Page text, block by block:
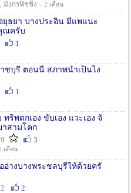
, มังกรฟิชชิ่ง - 2 เดือน
ยุธยา บางประอิน มีแพแนะ
ณครับ
1
าชบุรี ตอนนี้ สภาพน้ำเป็นไง
1
ริพตกเอง ขับเอง แวะเอง จั
าสามโคก
3
เดือน
อ่างบางพระชลบุรีให้ด้วยครั
2